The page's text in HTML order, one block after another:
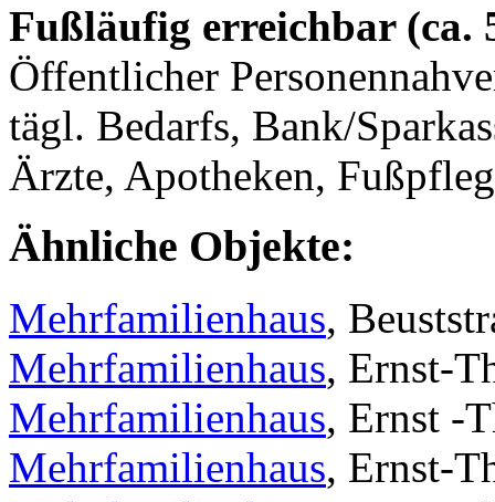
Fußläufig erreichbar (ca.
Öffentlicher
tägl. Bedarfs, Bank/
Ärzte, Apotheken,
Ähnliche Objekte:
Mehrfamilienhaus,
Mehrfamilienhaus, Ernst-
Mehrfamilienhaus, Ernst -
Mehrfamilienhaus, Ernst-